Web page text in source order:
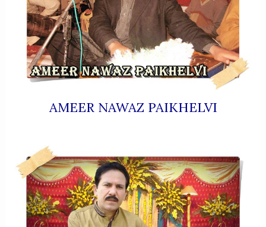
AMEER NAWAZ PAIKHELVI